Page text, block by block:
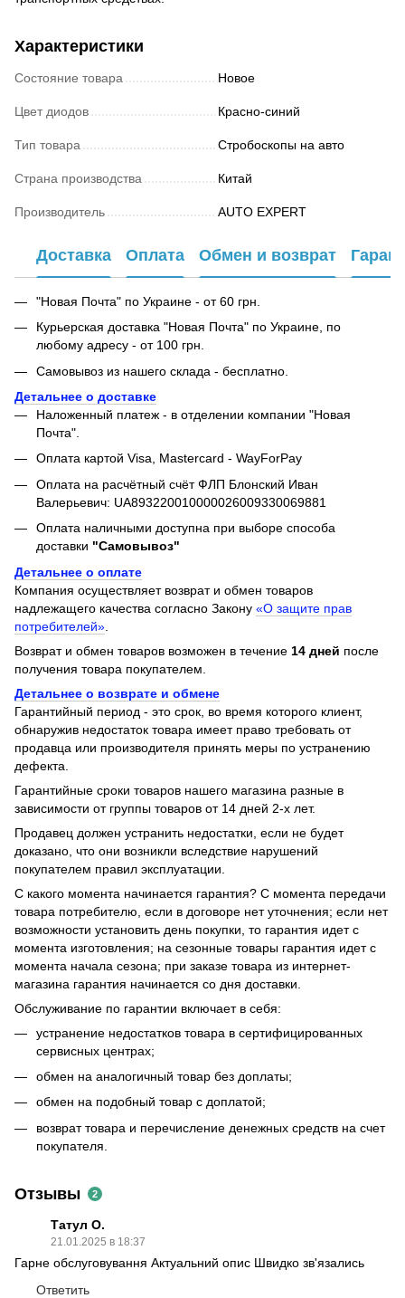
Характеристики
Состояние товара Новое
Цвет диодов Красно-синий
Тип товара Стробоскопы на авто
Страна производства Китай
Производитель AUTO EXPERT
Доставка Оплата Обмен и возврат
"Новая Почта" по Украине - от 60 грн.
Курьерская доставка "Новая Почта" по Украине, по
любому адресу - от 100 грн.
Самовывоз из нашего склада - бесплатно.
Детальнее о доставке
Наложенный платеж - в отделении компании "Новая
Почта".
Оплата картой Visa, Mastercard - WayForPay
Оплата на расчётный счёт ФЛП Блонский Иван
Валерьевич: UA893220010000026009330069881
Оплата наличными доступна при выборе способа
доставки "Самовывоз"
Детальнее о оплате
Компания осуществляет возврат и обмен товаров
надлежащего качества согласно Закону «О защите прав
потребителей»
Возврат и обмен товаров возможен в течение 14 дней после
получения товара покупателем.
Детальнее о возврате и обмене
Гарантийный период - это срок, во время которого клиент,
обнаружив недостаток товара имеет право требовать от
продавца или производителя принять меры по устранению
дефекта.
Гарантийные сроки товаров нашего магазина разные в
зависимости от группы товаров от 14 дней 2-х лет.
Продавец должен устранить недостатки, если не будет
доказано, что они возникли вследствие нарушений
покупателем правил эксплуатации.
С какого момента начинается гарантия? С момента передачи
товара потребителю, если в договоре нет уточнения; если нет
возможности установить день покупки, то гарантия идет с
момента изготовления; на сезонные товары гарантия идет с
момента начала сезона; при заказе товара из интернет-
магазина гарантия начинается со дня доставки.
Обслуживание по гарантии включает в себя:
устранение недостатков товара в сертифицированных
сервисных центрах;
обмен на аналогичный товар без доплаты;
обмен на подобный товар с доплатой;
возврат товара и перечисление денежных средств на счет
покупателя.
Отзывы 2
Татул О.
21.01.2025 в 18:37
Гарне обслуговування Актуальний опис Швидко зв'язались
Ответить